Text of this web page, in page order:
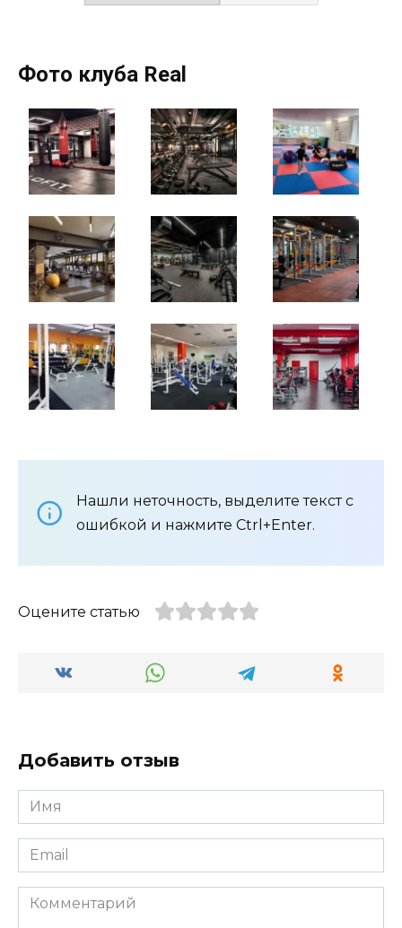
Фото клуба Real
Нашли неточность, выделите текст с
ошибкой и нажмите Ctrl+Enter.
Оцените статью
Добавить отзыв
Имя
*
Email
*
Комментарий